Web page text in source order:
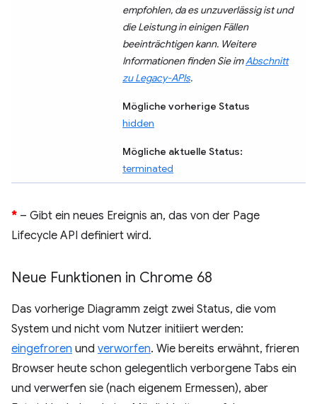
empfohlen, da es unzuverlässig ist und
die Leistung in einigen Fällen
beeinträchtigen kann. Weitere
Informationen finden Sie imAbschnitt
zu Legacy-APIs.
Mögliche vorherige Status
hidden
Mögliche aktuelle Status:
terminated
* – Gibt ein neues Ereignis an, das von der Page
Lifecycle API definiert wird.
Neue Funktionen in Chrome 68
Das vorherige Diagramm zeigt zwei Status, die vom
System und nicht vom Nutzer initiiert werden:
eingefroren und verworfen. Wie bereits erwähnt, frieren
Browser heute schon gelegentlich verborgene Tabs ein
und verwerfen sie (nach eigenem Ermessen), aber